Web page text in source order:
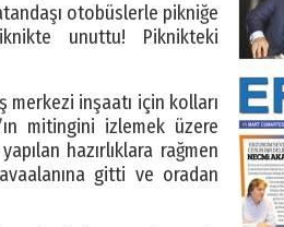
otobüslerle pikniğe
unuttu! Piknikteki
merkezi inşaatı için kolları
mitingini izlemek üzere
hazırlıklara rağmen
gitti ve oradan